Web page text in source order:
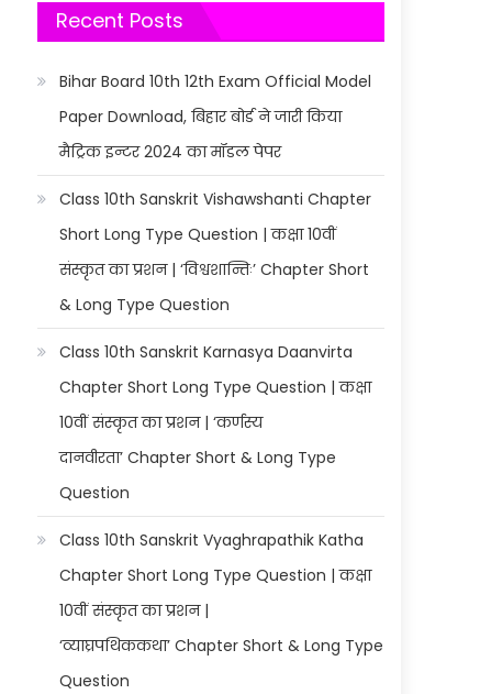
Recent Posts
Bihar Board 10th 12th Exam Official Model
Paper Download, बिहार बोर्ड ने जारी किया
मैट्रिक इन्टर 2024 का मॉडल पेपर
Class 10th Sanskrit Vishawshanti Chapter
Short Long Type Question | कक्षा 10वीं
संस्कृत का प्रशन | ‘विश्वशान्तिः’ Chapter Short
& Long Type Question
Class 10th Sanskrit Karnasya Daanvirta
Chapter Short Long Type Question | कक्षा
10वीं संस्कृत का प्रशन | ‘कर्णस्य
दानवीरता’ Chapter Short & Long Type
Question
Class 10th Sanskrit Vyaghrapathik Katha
Chapter Short Long Type Question | कक्षा
10वीं संस्कृत का प्रशन |
‘व्याघ्रपथिककथा’ Chapter Short & Long Type
Question